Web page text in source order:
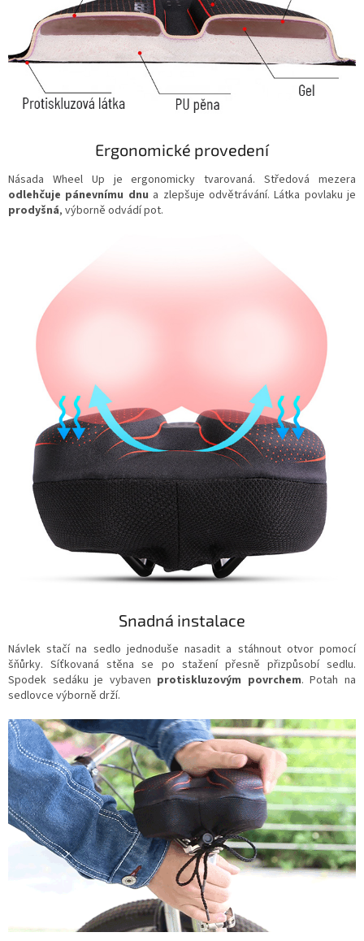
Ergonomické provedení
Násada Wheel Up je ergonomicky tvarovaná. Středová mezera
odlehčuje pánevnímu dnu a zlepšuje odvětrávání. Látka povlaku je
prodyšná, výborně odvádí pot.
Snadná instalace
Návlek stačí na sedlo jednoduše nasadit a stáhnout otvor pomocí
šňůrky. Síťkovaná stěna se po stažení přesně přizpůsobí sedlu.
Spodek sedáku je vybaven protiskluzovým povrchem. Potah na
sedlovce výborně drží.